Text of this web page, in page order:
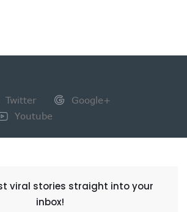
Twitter
Google+
Youtube
viral stories straight into your
inbox!